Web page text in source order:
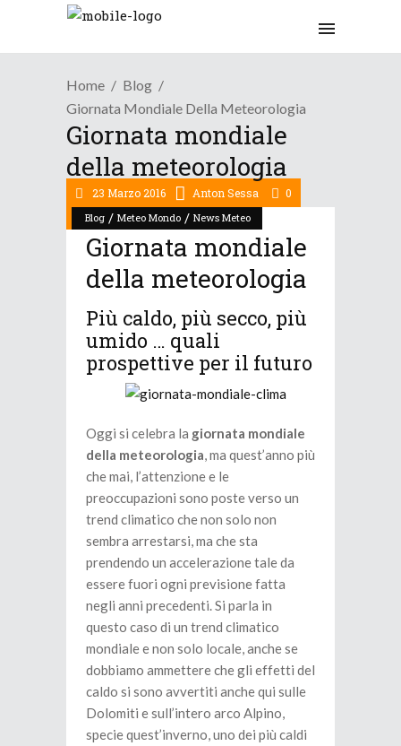
Home
Blog
Giornata Mondiale Della Meteorologia
Giornata mondiale
della meteorologia
Blog / Meteo Mondo / News Meteo
23 Marzo 2016 Anton Sessa 0
Giornata mondiale
della meteorologia
Più caldo, più secco, più
umido … quali
prospettive per il futuro
Oggi si celebra la giornata mondiale
della meteorologia, ma quest’anno più
che mai, l’attenzione e le
preoccupazioni sono poste verso un
trend climatico che non solo non
sembra arrestarsi, ma che sta
prendendo un accelerazione tale da
essere fuori ogni previsione fatta
negli anni precedenti. Si parla in
questo caso di un trend climatico
mondiale e non solo locale, anche se
dobbiamo ammettere che gli effetti del
caldo si sono avvertiti anche qui sulle
Dolomiti e sull’intero arco Alpino,
specie quest’inverno, uno dei più caldi